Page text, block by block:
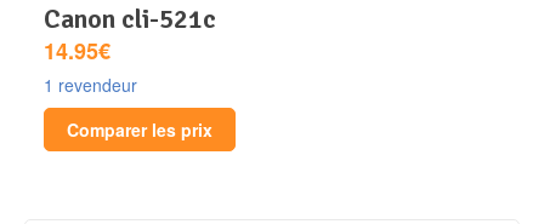
canon cli-521c
14.95€
1 revendeur
Comparer les prix